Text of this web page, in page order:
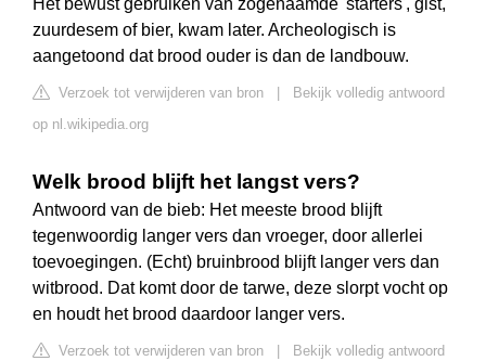
Het bewust gebruiken van zogenaamde 'starters', gist,
zuurdesem of bier, kwam later. Archeologisch is
aangetoond dat brood ouder is dan de landbouw.
Verzoek tot verwijderen van bron
Bekijk volledig antwoord
op nl.wikipedia.org
Welk brood blijft het langst vers?
Antwoord van de bieb: Het meeste brood blijft
tegenwoordig langer vers dan vroeger, door allerlei
toevoegingen. (Echt) bruinbrood blijft langer vers dan
witbrood. Dat komt door de tarwe, deze slorpt vocht op
en houdt het brood daardoor langer vers.
Verzoek tot verwijderen van bron
Bekijk volledig antwoord